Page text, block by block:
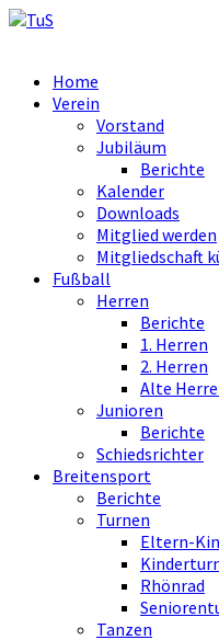
Home
Verein
Vorstand
Jubiläum
Berichte
Kalender
Downloads
Mitglied werden
Mitgliedschaft
Fußball
Herren
Berichte
1. Herren
2. Herren
Alte
Junioren
Berichte
Schiedsrichter
Breitensport
Berichte
Turnen
Eltern-
Rhönrad
Tanzen